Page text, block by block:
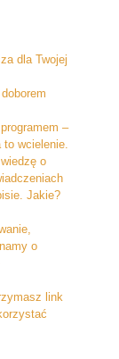
dla Twojej
–
to wcielenie.
o
Jakie?
o
link